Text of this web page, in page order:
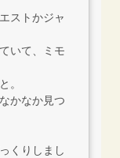
ストかジャ
いて、ミモ
。
かなか見つ
くりしまし